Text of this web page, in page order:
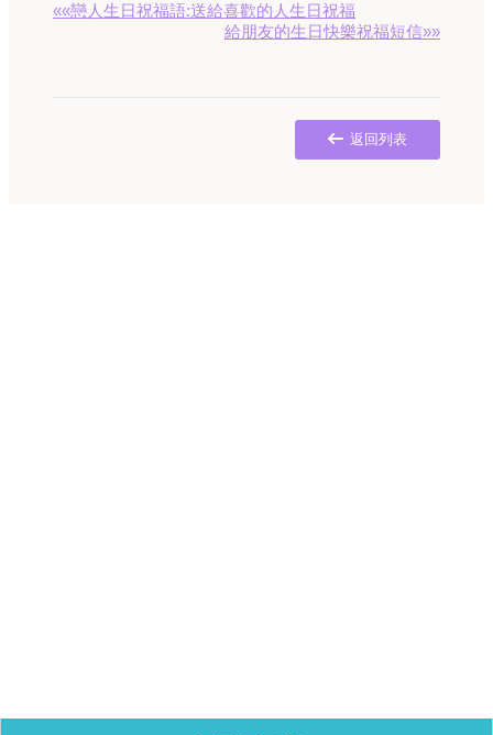
««戀人生日祝福語:送給喜歡的人生日祝福
給朋友的生日快樂祝福短信»»
返回列表